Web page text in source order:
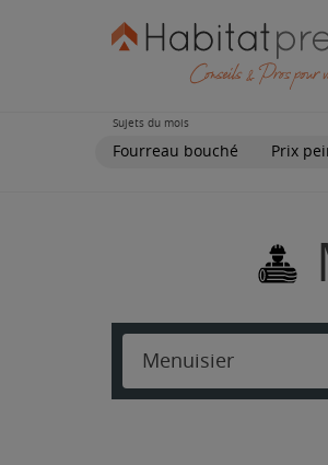
Sujets du mois
Fourreau bouché Prix
Menuisier